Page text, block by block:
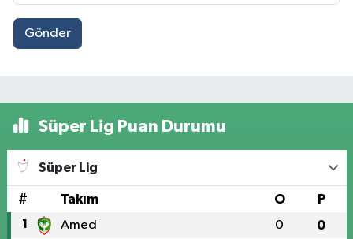
Gönder
Süper Lig Puan Durumu
Süper Lig
# Takım O P
1 Amed 0 0